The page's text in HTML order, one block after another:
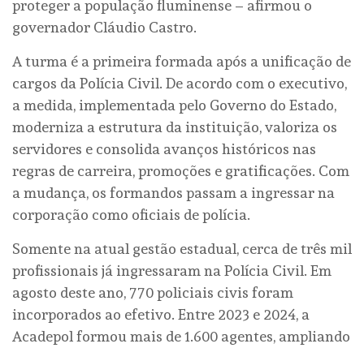
proteger a população fluminense – afirmou o
governador Cláudio Castro.
A turma é a primeira formada após a unificação de
cargos da Polícia Civil. De acordo com o executivo,
a medida, implementada pelo Governo do Estado,
moderniza a estrutura da instituição, valoriza os
servidores e consolida avanços históricos nas
regras de carreira, promoções e gratificações. Com
a mudança, os formandos passam a ingressar na
corporação como oficiais de polícia.
Somente na atual gestão estadual, cerca de três mil
profissionais já ingressaram na Polícia Civil. Em
agosto deste ano, 770 policiais civis foram
incorporados ao efetivo. Entre 2023 e 2024, a
Acadepol formou mais de 1.600 agentes, ampliando